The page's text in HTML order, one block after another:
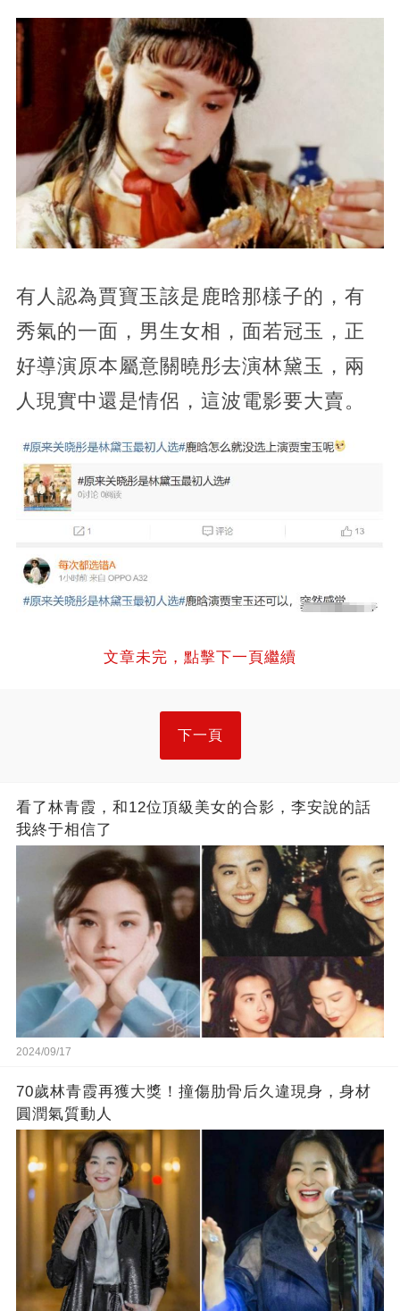
有人認為賈寶玉該是鹿晗那樣子的，有
秀氣的一面，男生女相，面若冠玉，正
好導演原本屬意關曉彤去演林黛玉，兩
人現實中還是情侶，這波電影要大賣。
文章未完，點擊下一頁繼續
下一頁
看了林青霞，和12位頂級美女的合影，李安說的話
我終于相信了
2024/09/17
70歲林青霞再獲大獎！撞傷肋骨后久違現身，身材
圓潤氣質動人